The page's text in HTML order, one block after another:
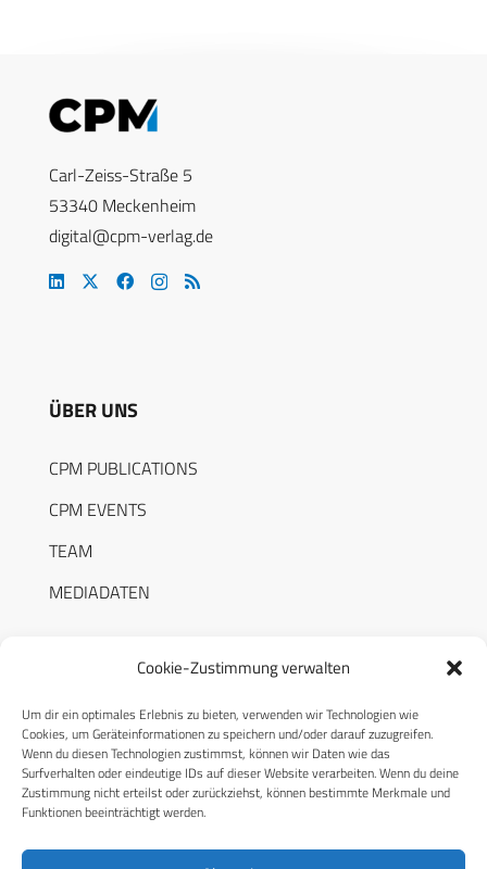
Cookie-Zustimmung verwalten
Um dir ein optimales Erlebnis zu bieten, verwenden wir Technologien wie
Cookies, um Geräteinformationen zu speichern und/oder darauf zuzugreifen.
Wenn du diesen Technologien zustimmst, können wir Daten wie das
Surfverhalten oder eindeutige IDs auf dieser Website verarbeiten. Wenn du deine
Zustimmung nicht erteilst oder zurückziehst, können bestimmte Merkmale und
Funktionen beeinträchtigt werden.
Carl-Zeiss-Straße 5
53340 Meckenheim
digital@cpm-verlag.de
ÜBER UNS
CPM PUBLICATIONS
CPM EVENTS
TEAM
MEDIADATEN
RECHTLICHES
Datenschutzerklärung
Cookie-Richtlinie (EU)